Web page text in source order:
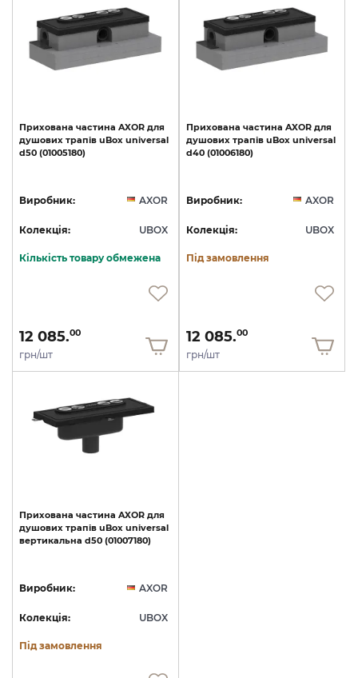
Прихована частина AXOR для
душових трапів uBox universal
d50 (01005180)
Виробник: AXOR
Колекція: UBOX
Кількість товару обмежена
12 085.00
грн/шт
Прихована частина AXOR для
душових трапів uBox universal
d40 (01006180)
Виробник: AXOR
Колекція: UBOX
Під замовлення
12 085.00
грн/шт
Прихована частина AXOR для
душових трапів uBox universal
вертикальна d50 (01007180)
Виробник: AXOR
Колекція: UBOX
Під замовлення